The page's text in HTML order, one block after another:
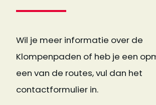
Wil je meer informatie over de
Klompenpaden of heb je een
een van de routes, vul dan het
contactformulier in.